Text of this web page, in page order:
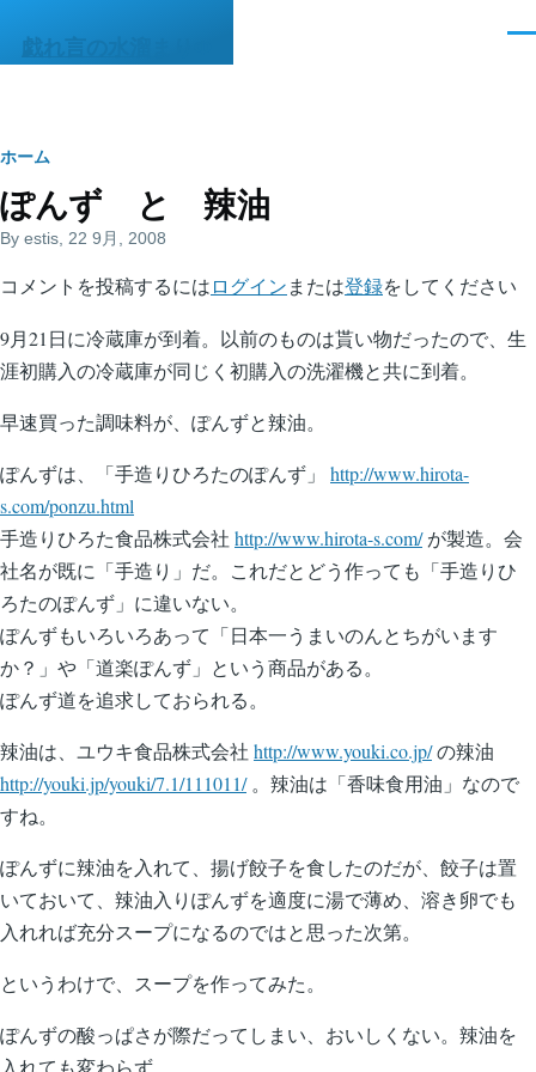
戯れ言の水溜まりΦ
パ
ン
く
ず
ホーム
ぽんず と 辣油
By estis , 22 9月, 2008
コメントを投稿するには ログイン または登録をしてください
9月21日に冷蔵庫が到着。以前のものは貰い物だったので、生
涯初購入の冷蔵庫が同じく初購入の洗濯機と共に到着。
早速買った調味料が、ぽんずと辣油。
ぽんずは、「手造りひろたのぽんず」 http://www.hirota-
s.com/ponzu.html
手造りひろた食品株式会社 http://www.hirota-s.com/が製造。会
社名が既に「手造り」だ。これだとどう作っても「手造りひ
ろたのぽんず」に違いない。
ぽんずもいろいろあって「日本一うまいのんとちがいます
か？」や「道楽ぽんず」という商品がある。
ぽんず道を追求しておられる。
辣油は、ユウキ食品株式会社 http://www.youki.co.jp/の辣油
http://youki.jp/youki/7.1/111011/。辣油は「香味食用油」なので
すね。
ぽんずに辣油を入れて、揚げ餃子を食したのだが、餃子は置
いておいて、辣油入りぽんずを適度に湯で薄め、溶き卵でも
入れれば充分スープになるのではと思った次第。
というわけで、スープを作ってみた。
ぽんずの酸っぱさが際だってしまい、おいしくない。辣油を
入れても変わらず。